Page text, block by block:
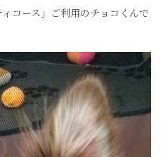
コース」ご利用のチョコくんで